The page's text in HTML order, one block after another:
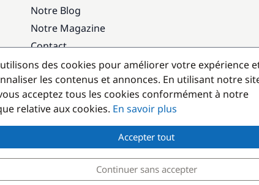
Notre Blog
Notre Magazine
Contact
Destinations populaires
des cookies pour améliorer votre expérience
les contenus et annonces. En utilisant notre
acceptez tous les cookies conformément à notre
relative aux cookies. En savoir plus
Accepter tout
Continuer sans accepter